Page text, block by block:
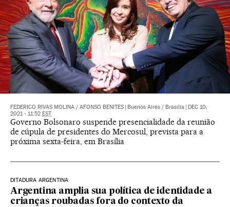
FEDERICO RIVAS MOLINA / AFONSO BENITES Buenos Aires / Brasília
DEC 10,
2021 - 11:52 EST
Governo Bolsonaro suspende presencialidade da reunião
de cúpula de presidentes do Mercosul, prevista para a
próxima sexta-feira, em Brasília
DITADURA ARGENTINA
Argentina amplia sua política de identidade a
crianças roubadas fora do contexto da